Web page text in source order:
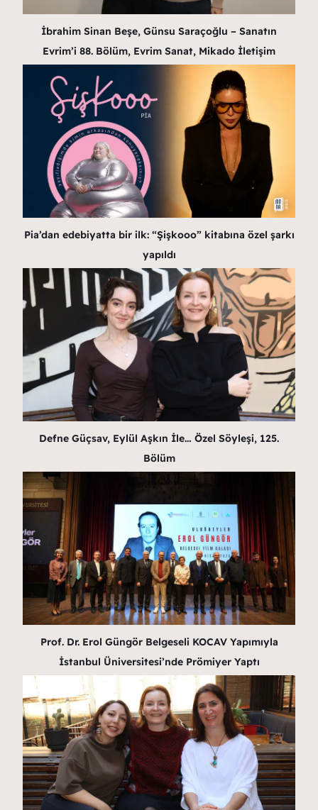
İbrahim Sinan Beşe, Günsu Saraçoğlu – Sanatın
Evrim’i 88. Bölüm, Evrim Sanat, Mikado İletişim
Pia’dan edebiyatta bir ilk: “Şişkooo” kitabına özel şarkı
yapıldı
Defne Güçsav, Eylül Aşkın İle… Özel Söyleşi, 125.
Bölüm
Prof. Dr. Erol Güngör Belgeseli KOCAV Yapımıyla
İstanbul Üniversitesi’nde Prömiyer Yaptı